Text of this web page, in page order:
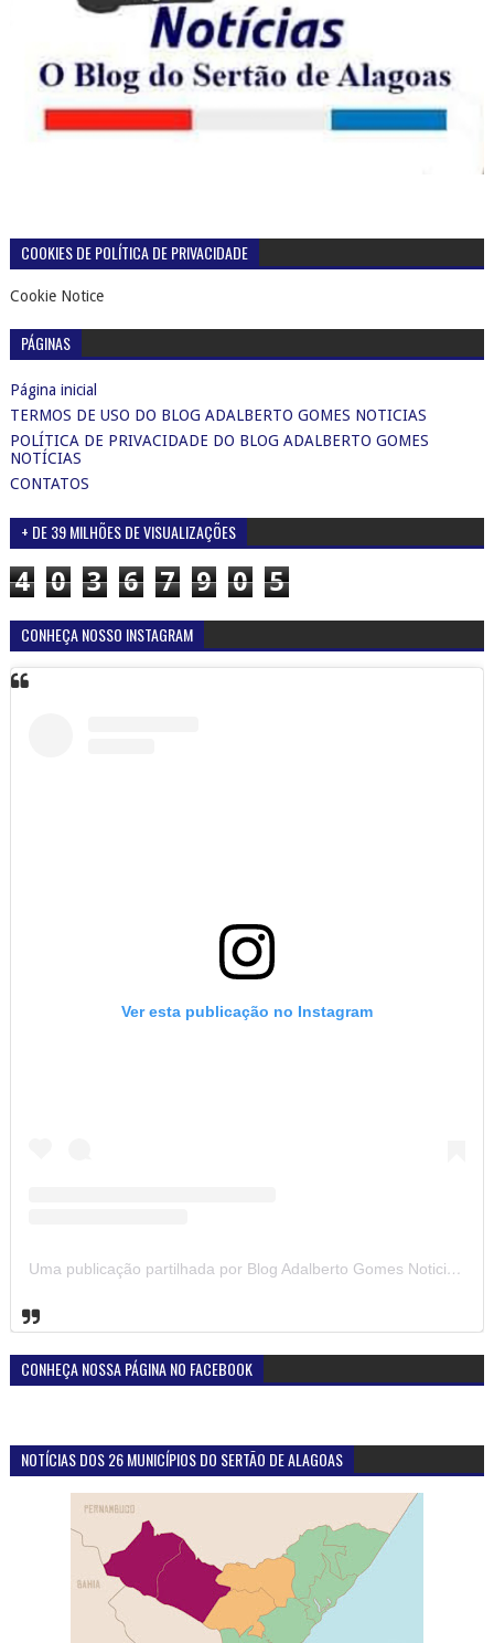
COOKIES DE POLÍTICA DE PRIVACIDADE
Cookie Notice
PÁGINAS
Página inicial
TERMOS DE USO DO BLOG ADALBERTO GOMES NOTICIAS
POLÍTICA DE PRIVACIDADE DO BLOG ADALBERTO GOMES
NOTÍCIAS
CONTATOS
+ DE 39 MILHÕES DE VISUALIZAÇÕES
4 0 3 6 7 9 0 5
CONHEÇA NOSSO INSTAGRAM
Ver esta publicação no Instagram
Uma publicação partilhada por Blog Adalberto Gomes Noticias (@blogadalbertogomesnoticiass)
CONHEÇA NOSSA PÁGINA NO FACEBOOK
NOTÍCIAS DOS 26 MUNICÍPIOS DO SERTÃO DE ALAGOAS